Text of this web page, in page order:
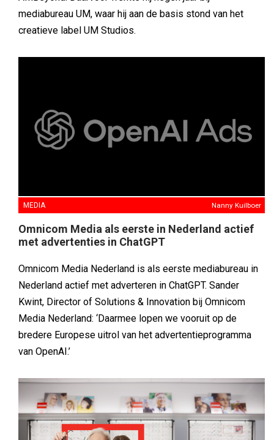
mediabureau UM, waar hij aan de basis stond van het
creatieve label UM Studios.
MEDIA Nanny Kuilboer
Omnicom Media als eerste in Nederland actief
met advertenties in ChatGPT
Omnicom Media Nederland is als eerste mediabureau in
Nederland actief met adverteren in ChatGPT. Sander
Kwint, Director of Solutions & Innovation bij Omnicom
Media Nederland: ‘Daarmee lopen we vooruit op de
bredere Europese uitrol van het advertentieprogramma
van OpenAI.’